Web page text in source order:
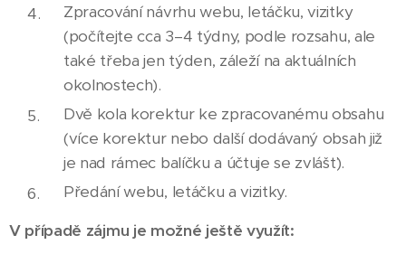
profesionality v to, co nabízíte.
V případě zájmu Vás do obsluhy
Vašeho webu
bude bavit, ušetříte docela dost
času zkoušením stylem pokus-
omyl a nebudete se bát pouštět
se i do jiných než textových
úprav Vašeho webu.
Zpracování návrhu webu, letáčku, vizitky
(počítejte cca 3–4 týdny, podle rozsahu, ale
také třeba jen týden, záleží na aktuálních
okolnostech).
Dvě kola korektur ke zpracovanému obsahu
(více korektur nebo další dodávaný obsah již
je nad rámec balíčku a účtuje se zvlášť).
Předání webu, letáčku a vizitky.
V případě zájmu je možné ještě využít: